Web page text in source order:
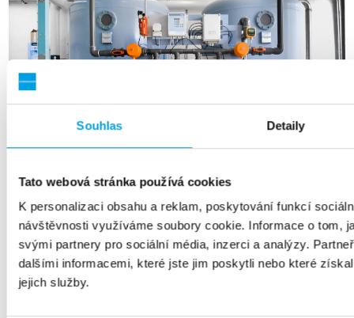
Souhlas Detaily
Tato webová stránka používá cookies
K personalizaci obsahu a reklam, poskytování funkcí
návštěvnosti využíváme soubory cookie. Informace o tom,
svými partnery pro sociální média, inzerci a analýzy.
dalšími informacemi, které jste jim poskytli nebo které
jejich služby.